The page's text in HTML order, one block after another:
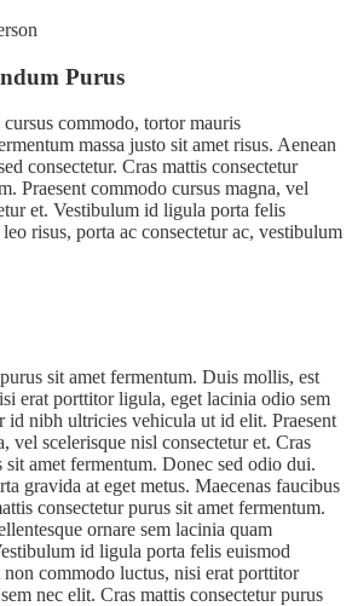
Purus
commodo, tortor mauris
massa justo sit amet risus. Aenean
consectetur. Cras mattis consectetur
Praesent commodo cursus magna, vel
et. Vestibulum id ligula porta felis
risus, porta ac consectetur ac, vestibulum
sit amet fermentum. Duis mollis, est
erat porttitor ligula, eget lacinia odio sem
nibh ultricies vehicula ut id elit. Praesent
vel scelerisque nisl consectetur et. Cras
sit amet fermentum. Donec sed odio dui.
gravida at eget metus. Maecenas faucibus
consectetur purus sit amet fermentum.
ornare sem lacinia quam
id ligula porta felis euismod
commodo luctus, nisi erat porttitor
nec elit. Cras mattis consectetur purus